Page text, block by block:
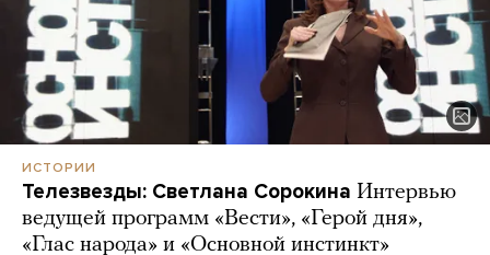
ИСТОРИИ
Телезвезды: Светлана Сорокина Интервью
ведущей программ «Вести», «Герой дня»,
«Глас народа» и «Основной инстинкт»